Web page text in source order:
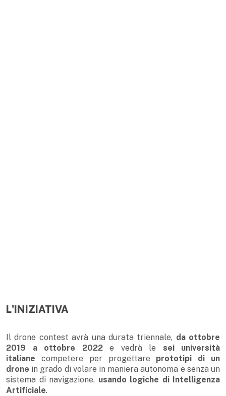
L'INIZIATIVA
Il drone contest avrà una durata triennale, da ottobre
2019 a ottobre 2022e vedrà le sei università
italiane competere per progettare prototipi di un
drone in grado di volare in maniera autonoma e senza un
sistema di navigazione, usando logiche di Intelligenza
Artificiale.